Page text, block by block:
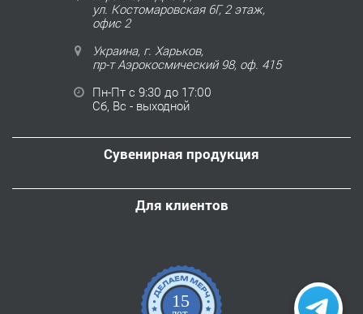
ул. Костомаровская 6Г, 2 этаж,
офис 2
Украина, г. Харьков,
пр-т Аэрокосмический 98, оф. 415
Пн-Пт с 9:30 до 17:00
Сб, Вс - выходной
Сувенирная продукция
Для клиентов
15